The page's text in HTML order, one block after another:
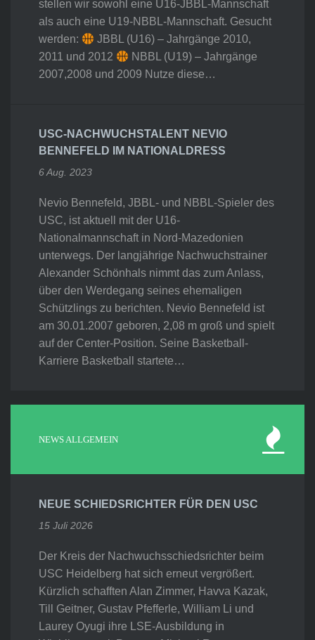
stellen wir sowohl eine U16-JBBL-Mannschaft
als auch eine U19-NBBL-Mannschaft. Gesucht
werden:
JBBL (U16) – Jahrgänge 2010,
2011 und 2012
NBBL (U19) – Jahrgänge
2007,2008 und 2009 Nutze diese…
USC-NACHWUCHSTALENT NEVIO
BENNEFELD IM NATIONALDRESS
6 Aug. 2023
Nevio Bennefeld, JBBL- und NBBL-Spieler des
USC, ist aktuell mit der U16-
Nationalmannschaft in Nord-Mazedonien
unterwegs. Der langjährige Nachwuchstrainer
Alexander Schönhals nimmt das zum Anlass,
über den Werdegang seines ehemaligen
Schützlings zu berichten. Nevio Bennefeld ist
am 30.01.2007 geboren, 2,08 m groß und spielt
auf der Center-Position. Seine Basketball-
Karriere Basketball startete…
NEWS ALLGEMEIN
NEUE SCHIEDSRICHTER FÜR DEN USC
15 Juli 2026
Der Kreis der Nachwuchsschiedsrichter beim
USC Heidelberg hat sich erneut vergrößert.
Kürzlich schafften Alan Zimmer, Havva Kazak,
Till Geitner, Gustav Pfefferle, William Li und
Laurey Oyugi ihre LSE-Ausbildung in